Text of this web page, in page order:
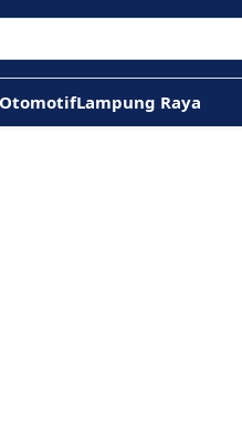
OtomotifLampung Raya